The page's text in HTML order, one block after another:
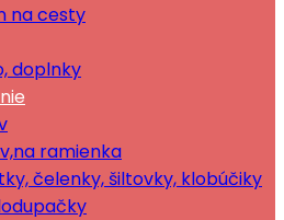
na cesty
doplnky
ramienka
čelenky, šiltovky, klobúčiky